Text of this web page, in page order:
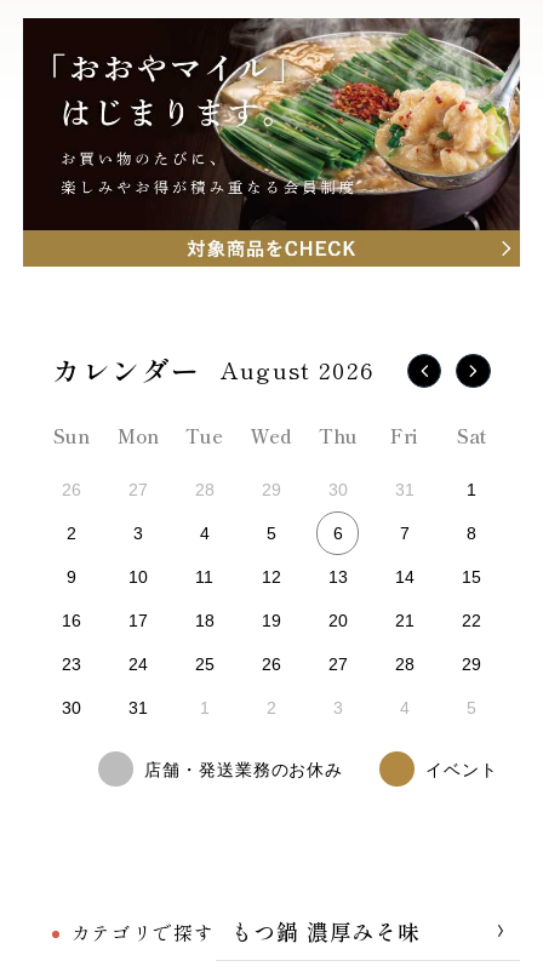
カテゴリで探す
もつ鍋 濃厚みそ味
August 2026
Sun Mon Tue Wed Thu Fri Sat
26 27 28 29 30 31 1
2 3 4 5 6 7 8
9 10 11 12 13 14 15
16 17 18 19 20 21 22
23 24 25 26 27 28 29
30 31 1 2 3 4 5
店舗・発送業務のお休み イベント